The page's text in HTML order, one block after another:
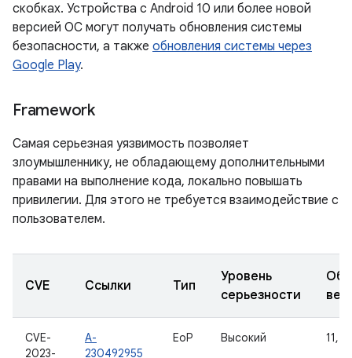
скобках. Устройства с Android 10 или более новой
версией ОС могут получать обновления системы
безопасности, а также обновления системы через
Google Play.
Framework
Самая серьезная уязвимость позволяет
злоумышленнику, не обладающему дополнительными
правами на выполнение кода, локально повышать
привилегии. Для этого не требуется взаимодействие с
пользователем.
CVE Ссылки Тип
Уровень
серьезности
CVE-
2023-
A-
230492955
EoP Высокий 11,